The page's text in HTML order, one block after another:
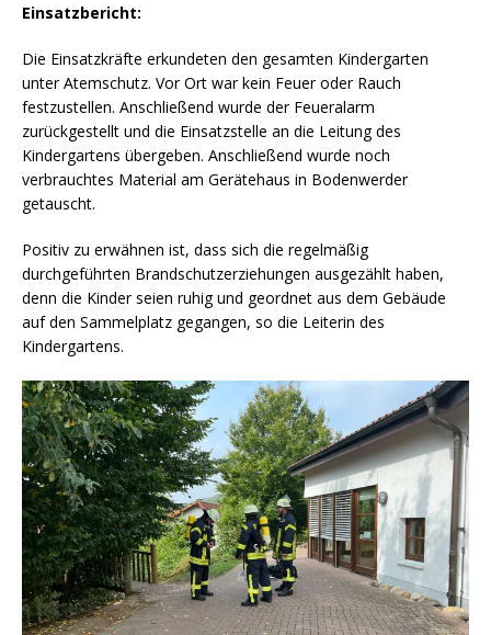
Einsatzbericht:
Die Einsatzkräfte erkundeten den gesamten Kindergarten
unter Atemschutz. Vor Ort war kein Feuer oder Rauch
festzustellen. Anschließend wurde der Feueralarm
zurückgestellt und die Einsatzstelle an die Leitung des
Kindergartens übergeben. Anschließend wurde noch
verbrauchtes Material am Gerätehaus in Bodenwerder
getauscht.
Positiv zu erwähnen ist, dass sich die regelmäßig
durchgeführten Brandschutzerziehungen ausgezählt haben,
denn die Kinder seien ruhig und geordnet aus dem Gebäude
auf den Sammelplatz gegangen, so die Leiterin des
Kindergartens.